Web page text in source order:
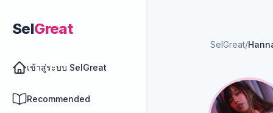
SelGreat
เข้าสู่ระบบ SelGreat
Recommended
SelGreat/